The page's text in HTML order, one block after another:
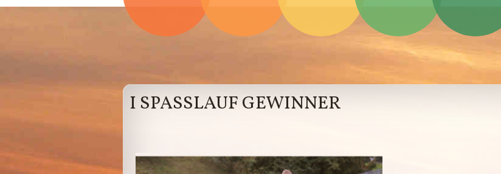
I SPASSLAUF GEWINNER